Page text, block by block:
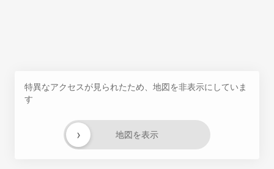
特異なアクセスが見られたため、地図を非表示にしていま
す
地図を表示
›